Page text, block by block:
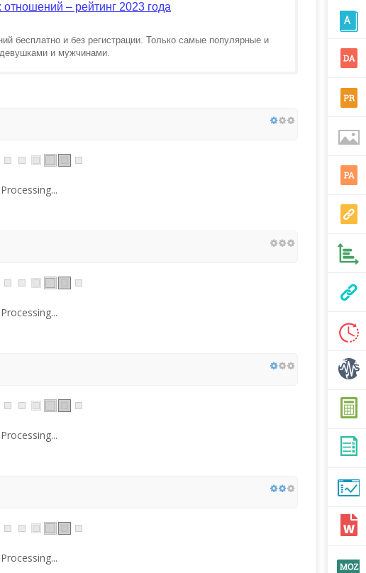
– рейтинг 2023 года
бесплатно и без регистрации. Только самые популярные и
и мужчинами.
Processing...
Processing...
Processing...
Processing...